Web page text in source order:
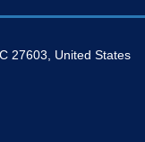
27603, United States